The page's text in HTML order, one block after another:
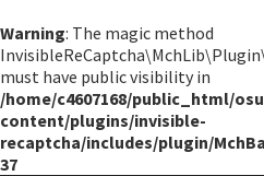
Warning: The magic method
must have public visibility in
/home/c4607168/public_html/
content/plugins/invisible-
recaptcha/includes/plugin/
37